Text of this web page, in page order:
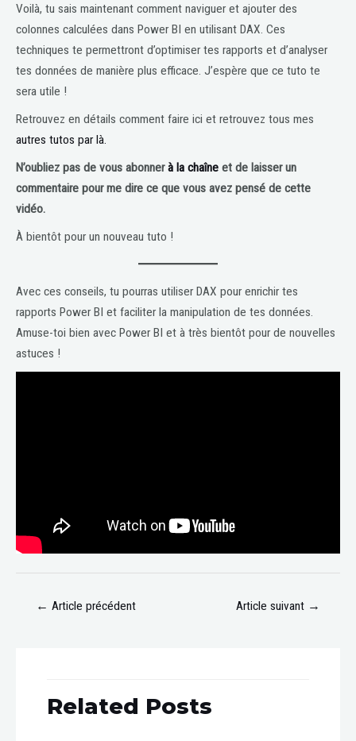
Voilà, tu sais maintenant comment naviguer et ajouter des
colonnes calculées dans Power BI en utilisant DAX. Ces
techniques te permettront d’optimiser tes rapports et d’analyser
tes données de manière plus efficace. J’espère que ce tuto te
sera utile !
Retrouvez en détails comment faire ici et retrouvez tous mes
autres tutos par là.
N’oubliez pas de vous abonnerà la chaîne et de laisser un
commentaire pour me dire ce que vous avez pensé de cette
vidéo.
À bientôt pour un nouveau tuto !
Avec ces conseils, tu pourras utiliser DAX pour enrichir tes
rapports Power BI et faciliter la manipulation de tes données.
Amuse-toi bien avec Power BI et à très bientôt pour de nouvelles
astuces !
← Article précédent Article suivant →
Related Posts